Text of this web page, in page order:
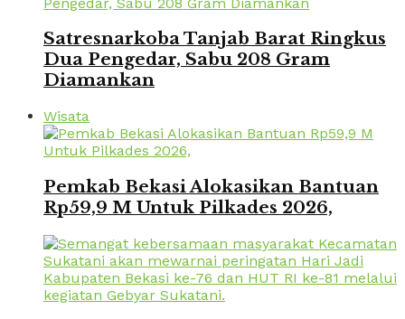
Satresnarkoba Tanjab Barat Ringkus
Dua Pengedar, Sabu 208 Gram
Diamankan
Wisata
Pemkab Bekasi Alokasikan Bantuan
Rp59,9 M Untuk Pilkades 2026,